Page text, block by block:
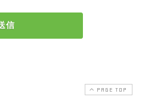
PAGE TOP